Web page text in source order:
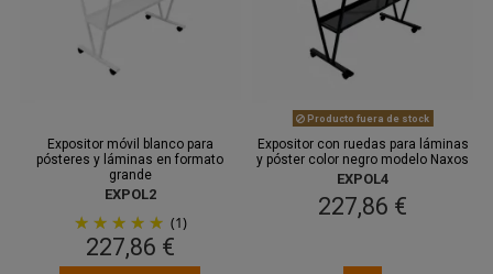
Expositor móvil blanco para
pósteres y láminas en formato
grande
EXPOL2
(1)
227,86 €
Producto fuera de stock
Expositor con ruedas para láminas
y póster color negro modelo Naxos
EXPOL4
227,86 €